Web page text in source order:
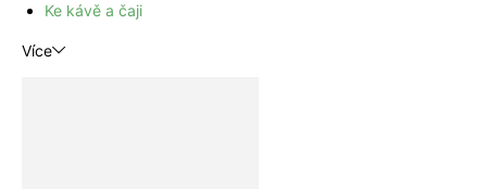
Ke kávě a čaji
Více